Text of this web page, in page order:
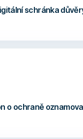
schránka
o ochraně